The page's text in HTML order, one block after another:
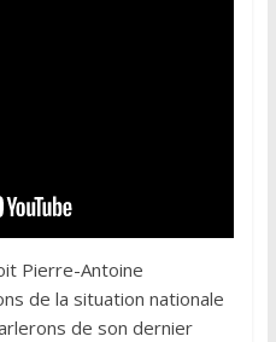
Pierre-Antoine
de la situation nationale
de son dernier